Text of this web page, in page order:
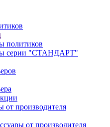
политиков
серии "СТАНДАРТ"
от производителя
от производителя